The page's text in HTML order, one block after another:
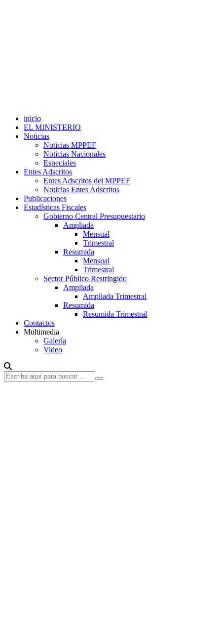
inicio
EL MINISTERIO
Noticias
Noticias MPPEF
Noticias Nacionales
Especiales
Entes Adscritos
Entes Adscritos del MPPEF
Noticias Entes Adscritos
Publicaciones
Estadísticas Fiscales
Gobierno Central Presupuestario
Ampliada
Mensual
Trimestral
Resumida
Mensual
Trimestral
Sector Público Restringido
Ampliada
Ampliada Trimestral
Resumida
Resumida Trimestral
Contactos
Multimedia
Galería
Video